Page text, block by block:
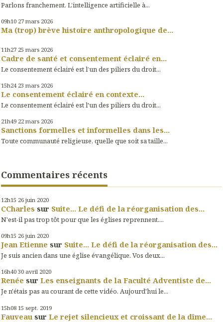
Parlons franchement. L’intelligence artificielle à...
09h10 27 mars 2026
Ma (trop) brève histoire anthropologique de...
11h27 25 mars 2026
Cadre de santé et consentement éclairé en...
Le consentement éclairé est l’un des piliers du droit...
15h24 23 mars 2026
Le consentement éclairé en contexte...
Le consentement éclairé est l'un des piliers du droit...
21h49 22 mars 2026
Sanctions formelles et informelles dans les...
Toute communauté religieuse, quelle que soit sa taille...
Commentaires récents
12h15 26 juin 2020
CCharles sur Suite... Le défi de la réorganisation des...
N'est-il pas trop tôt pour que les églises reprennent....
09h15 26 juin 2020
Jean Etienne sur Suite... Le défi de la réorganisation des...
Je suis ancien dans une église évangélique. Vos deux...
16h40 30 avril 2020
Renée sur Les enseignants de la Faculté Adventiste de...
Je n'étais pas au courant de cette vidéo. Aujourd'hui le...
15h08 15 sept. 2019
Fauveau sur Le rejet silencieux et croissant de la dîme...